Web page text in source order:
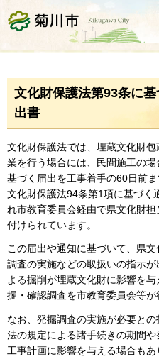
菊川市
文化財保護法第93条に
出書
文化財保護法では、埋蔵文化財
業を行う場合には、民間施工の
基づく届出を工事着手の60日前
文化財保護法94条第1項に基づく
れ市教育委員会経由で県文化財
付けられています。
この届出や通知に基づいて、県
調査の実施などの取扱いの指示
よる掘削が埋蔵文化財に影響を
掘・確認調査を市教育委員会等が
なお、発掘調査の実施が必要と
法の規定による諸手続きの期間
工事計画に影響を与える場合も